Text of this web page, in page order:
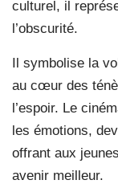
culturel, il
l’obscurité.
Il symbolise la
au cœur des
l’espoir. Le
les émotions,
offrant aux
avenir meilleur.